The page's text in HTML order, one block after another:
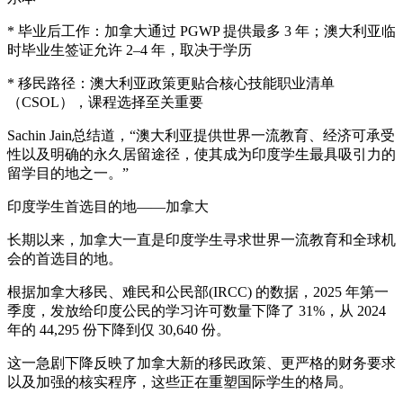
* 毕业后工作：加拿大通过 PGWP 提供最多 3 年；澳大利亚临
时毕业生签证允许 2–4 年，取决于学历
* 移民路径：澳大利亚政策更贴合核心技能职业清单
（CSOL），课程选择至关重要
Sachin Jain总结道，“澳大利亚提供世界一流教育、经济可承受
性以及明确的永久居留途径，使其成为印度学生最具吸引力的
留学目的地之一。”
印度学生首选目的地——加拿大
长期以来，加拿大一直是印度学生寻求世界一流教育和全球机
会的首选目的地。
根据加拿大移民、难民和公民部(IRCC) 的数据，2025 年第一
季度，发放给印度公民的学习许可数量下降了 31%，从 2024
年的 44,295 份下降到仅 30,640 份。
这一急剧下降反映了加拿大新的移民政策、更严格的财务要求
以及加强的核实程序，这些正在重塑国际学生的格局。